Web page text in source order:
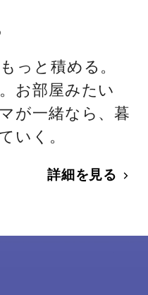
っと積める。
お部屋みたい
が一緒なら、暮
いく。
詳細を見る